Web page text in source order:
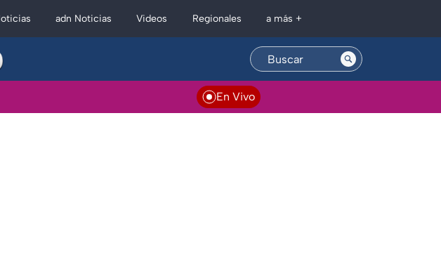
adn Noticias Videos Regionales a más +
En Vivo